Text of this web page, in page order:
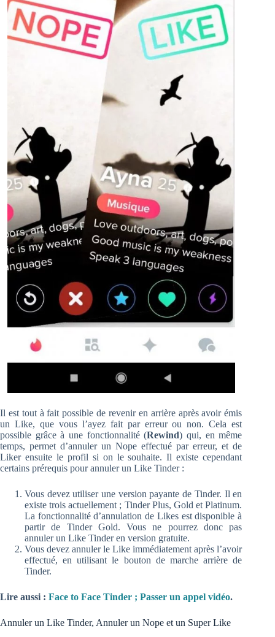
Il est tout à fait possible de revenir en arrière après avoir émis
un Like, que vous l’ayez fait par erreur ou non. Cela est
possible grâce à une fonctionnalité (Rewind) qui, en même
temps, permet d’annuler un Nope effectué par erreur, et de
Liker ensuite le profil si on le souhaite. Il existe cependant
certains prérequis pour annuler un Like Tinder :
Vous devez utiliser une version payante de Tinder. Il en
existe trois actuellement ; Tinder Plus, Gold et Platinum.
La fonctionnalité d’annulation de Likes est disponible à
partir de Tinder Gold. Vous ne pourrez donc pas
annuler un Like Tinder en version gratuite.
Vous devez annuler le Like immédiatement après l’avoir
effectué, en utilisant le bouton de marche arrière de
Tinder.
Lire aussi : Face to Face Tinder ; Passer un appel vidéo.
Annuler un Like Tinder, Annuler un Nope et un Super Like